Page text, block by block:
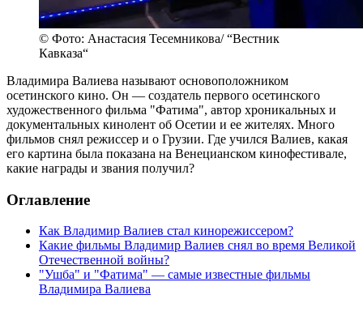
© Фото: Анастасия Тесемникова/ “Вестник
Кавказа“
Владимира Валиева называют основоположником
осетинского кино. Он — создатель первого осетинского
художественного фильма "Фатима", автор хроникальных и
документальных кинолент об Осетии и ее жителях. Много
фильмов снял режиссер и о Грузии. Где учился Валиев, какая
его картина была показана на Венецианском кинофестивале,
какие награды и звания получил?
Оглавление
Как Владимир Валиев стал кинорежиссером?
Какие фильмы Владимир Валиев снял во время Великой
Отечественной войны?
"Ушба" и "Фатима" — самые известные фильмы
Владимира Валиева